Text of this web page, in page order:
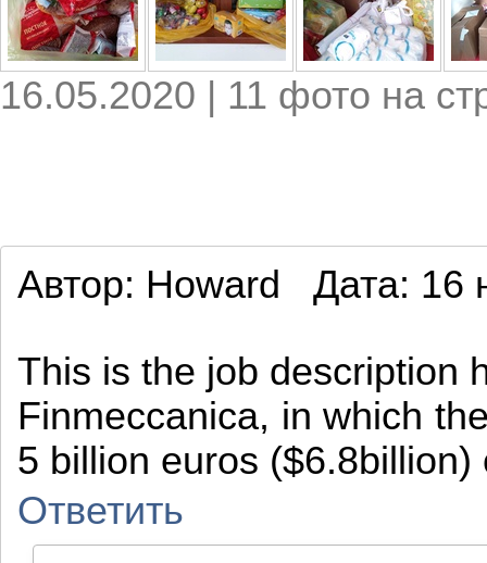
16.05.2020 | 11 фото на
Автор: Howard Дата: 16
This is the job description
Finmeccanica, in which
5 billion euros
Ответить